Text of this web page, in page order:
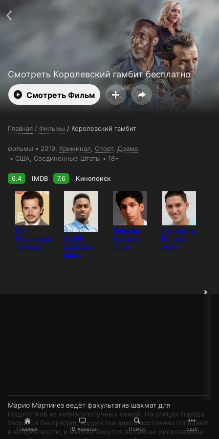
Главная ТВ-каналы Поиск Ещё
Смотреть Королевский гамбит бесплатно
Смотреть Фильм
Главная / Фильмы / Королевский гамбит
фильмы 2019, Криминал Спорт, Драма
США , Соединенные Штаты 18+
6.4 IMDB 7.6 Кинопоиск
Джон
Легуизамо
Режиссёр
Айзек
Беверли
Актёр
Энджел
Куриэль
Актёр
Джеффри
Батиста
Актёр
Марио Мартинез ведёт факультатив шахмат для
подростков из неблагополучных семей. На улицах города
творится беспредел, подростки здесь постоянно попадают
в неприятности, и многие берутся за самые рискованные
Пользовательское соглашение
Политика конфиденциальности
Для партнёров
Ввести промокод
Бесплатные каналы Контакты